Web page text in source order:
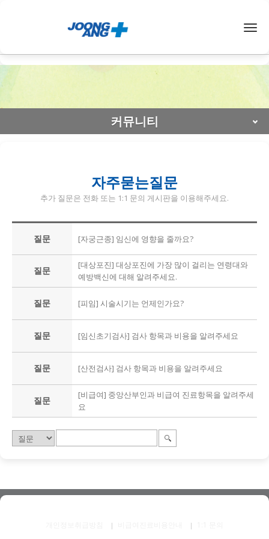
커뮤니티
자주묻는질문
추가 질문은 전화 또는 1:1 문의 게시판을 이용해주세요.
질문 [자궁근종] 임신에 영향을 줄까요?
질문
[대상포진] 대상포진에 가장 많이 걸리는 연령대와
예방백신에 대해 알려주세요.
질문 [피임] 시술시기는 언제인가요?
질문 [임신초기검사] 검사 항목과 비용을 알려주세요
질문 [산전검사] 검사 항목과 비용을 알려주세요
질문
[비급여] 중앙산부인과 비급여 진료항목을 알려주세
요